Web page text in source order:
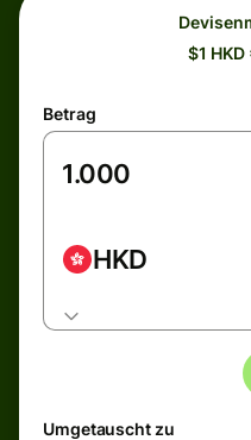
$1 HKD
Betrag
HKD
Umgetauscht zu